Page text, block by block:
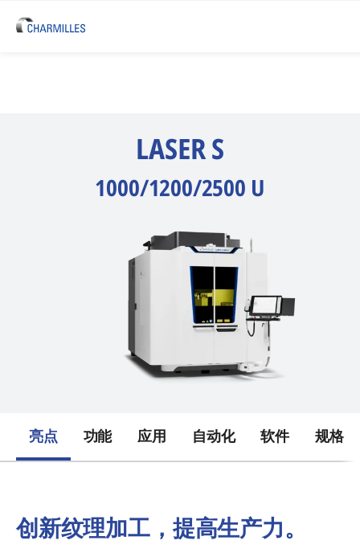
LASER S
1000/1200/2500 U
亮点 功能 应用 自动化 软件 规格
创新纹理加工，提高生产力。